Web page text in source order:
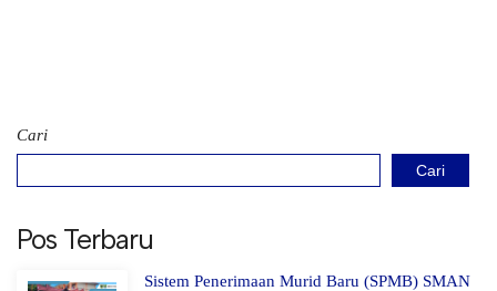
Cari
Cari
Pos Terbaru
Sistem Penerimaan Murid Baru (SPMB) SMAN